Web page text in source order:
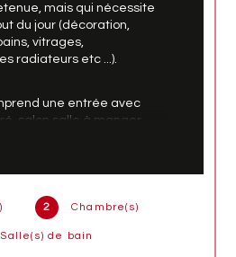
2 Chambre(s)
Salle(s) de bain
mais qui nécessite
du jour (décoration,
vitrages,
radiateurs etc ...).
une entrée avec
salon salle à manger
chambres.
avec cave, buanderie,
une voiture.